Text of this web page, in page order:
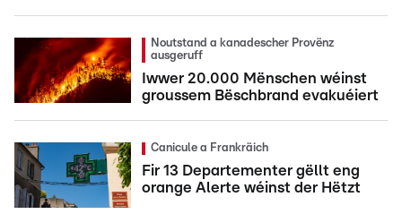
Noutstand a kanadescher Provënz
ausgeruff
Iwwer 20.000 Mënschen wéinst
groussem Bëschbrand evakuéiert
Canicule a Frankräich
Fir 13 Departementer gëllt eng
orange Alerte wéinst der Hëtzt